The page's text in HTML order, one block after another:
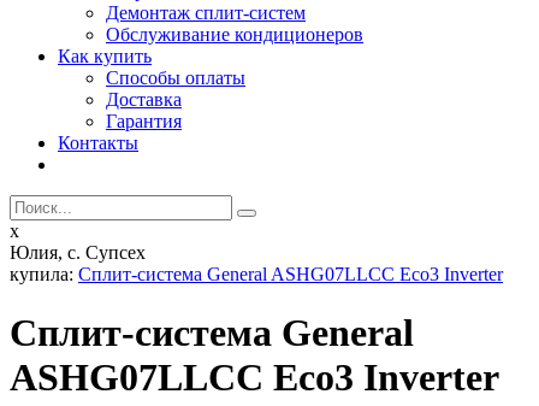
Демонтаж сплит-систем
Обслуживание кондиционеров
Как купить
Способы оплаты
Доставка
Гарантия
Контакты
x
Юлия, с. Супсех
купила: Сплит-система General ASHG07LLCC Eco3 Inverter
Сплит-система General
ASHG07LLCC Eco3 Inverter